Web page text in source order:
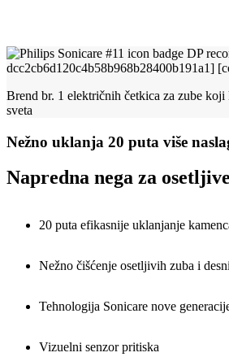
Brend br. 1 električnih četkica za zube
sveta
Nežno uklanja 20 puta više
Napredna nega za
20 puta efikasnije uklanjanje
Nežno čišćenje osetljivih zuba i desni
Tehnologija Sonicare nove
Vizuelni senzor pritiska